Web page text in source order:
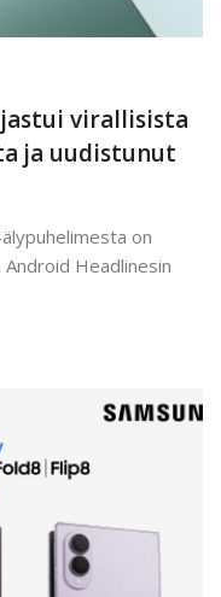
virallisista
ja uudistunut
on
Headlinesin